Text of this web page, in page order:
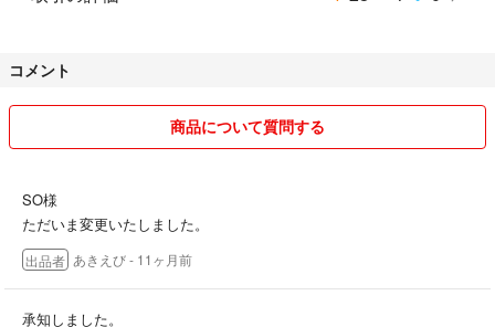
コメント
商品について質問する
SO様
ただいま変更いたしました。
出品者 あきえび- 11ヶ月前
承知しました。